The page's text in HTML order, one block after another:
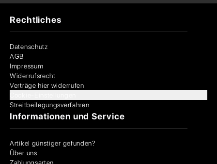
Rechtliches
Datenschutz
AGB
Impressum
Widerrufsrecht
Verträge hier widerrufen
Streitbeilegungsverfahren
Informationen und Service
Artikel günstiger gefunden?
Über uns